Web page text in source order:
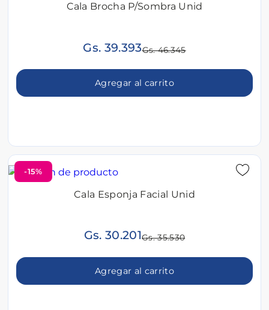
Cala Brocha P/Sombra Unid
Gs. 39.393Gs. 46.345
Agregar al carrito
-15%
Cala Esponja Facial Unid
Gs. 30.201Gs. 35.530
Agregar al carrito